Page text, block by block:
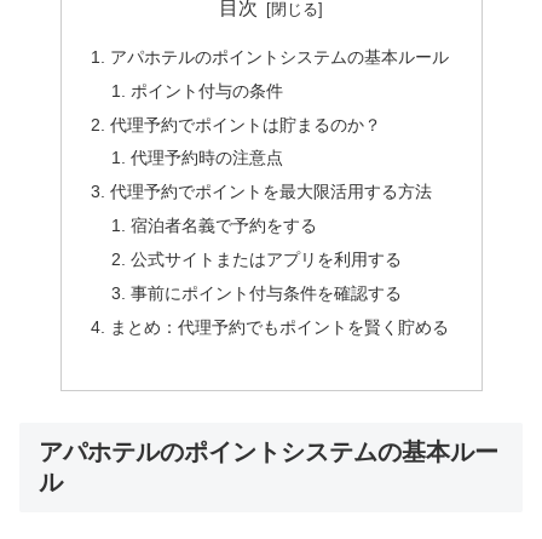
目次
アパホテルのポイントシステムの基本ルール
ポイント付与の条件
代理予約でポイントは貯まるのか？
代理予約時の注意点
代理予約でポイントを最大限活用する方法
宿泊者名義で予約をする
公式サイトまたはアプリを利用する
事前にポイント付与条件を確認する
まとめ：代理予約でもポイントを賢く貯める
アパホテルのポイントシステムの基本ルー
ル